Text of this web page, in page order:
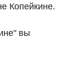
Копейкине.
вы